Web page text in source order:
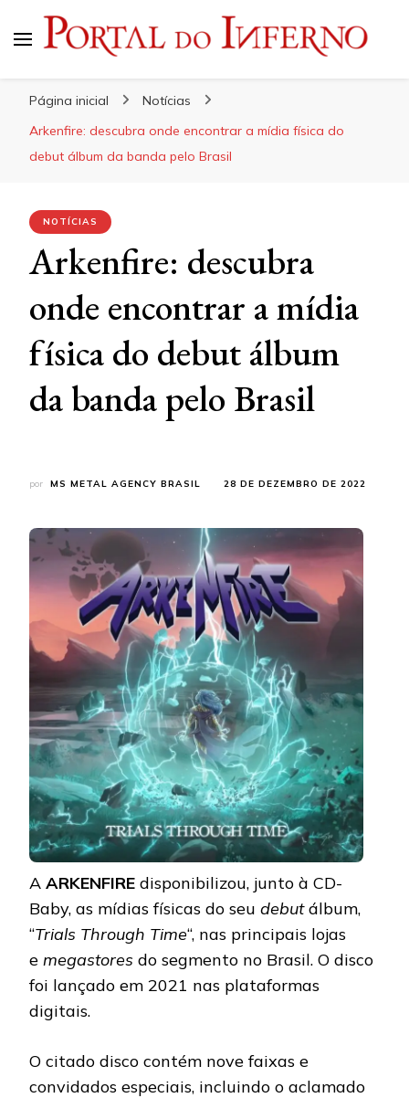
Página inicial
Notícias
Arkenfire: descubra onde encontrar a mídia física do
debut álbum da banda pelo Brasil
NOTÍCIAS
Arkenfire: descubra
onde encontrar a mídia
física do debut álbum
da banda pelo Brasil
por MS METAL AGENCY BRASIL 28 DE DEZEMBRO DE 2022
A ARKENFIRE disponibilizou, junto à CD-
Baby, as mídias físicas do seu debutálbum,
“Trials Through Time“, nas principais lojas
e megastores do segmento no Brasil. O disco
foi lançado em 2021 nas plataformas
digitais.
O citado disco contém nove faixas e
convidados especiais, incluindo o aclamado